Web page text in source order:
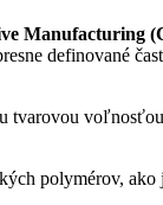
Manufacturing
definované
tvarovou
polymérov,